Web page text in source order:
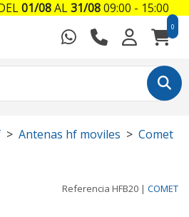
0
Antenas hf moviles
Comet
Referencia HFB20 | COMET
01/08AL31/0809:00 - 15:00